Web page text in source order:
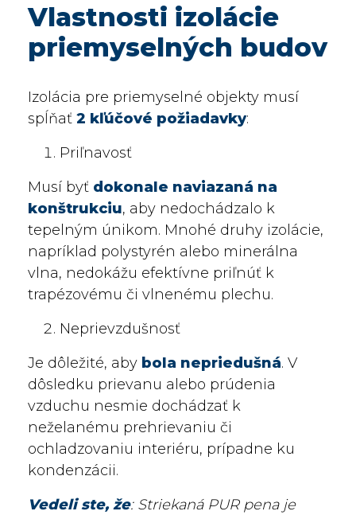
Vlastnosti izolácie
priemyselných budov
Izolácia pre priemyselné objekty musí
spĺňať 2 kľúčové požiadavky:
Priľnavosť
Musí byť dokonale naviazaná na
konštrukciu, aby nedochádzalo k
tepelným únikom. Mnohé druhy izolácie,
napríklad polystyrén alebo minerálna
vlna, nedokážu efektívne priľnúť k
trapézovému či vlnenému plechu.
Neprievzdušnosť
Je dôležité, aby bola nepriedušná. V
dôsledku prievanu alebo prúdenia
vzduchu nesmie dochádzať k
neželanému prehrievaniu či
ochladzovaniu interiéru, prípadne ku
kondenzácii.
Vedeli ste, že: Striekaná PUR pena je